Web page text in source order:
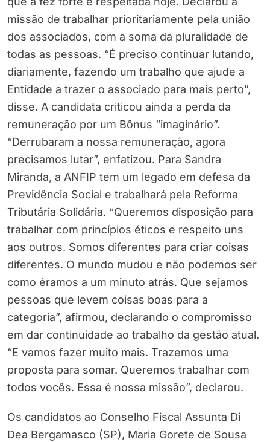
missão de trabalhar prioritariamente pela união
dos associados, com a soma da pluralidade de
todas as pessoas. “É preciso continuar lutando,
diariamente, fazendo um trabalho que ajude a
Entidade a trazer o associado para mais perto”,
disse. A candidata criticou ainda a perda da
remuneração por um Bônus “imaginário”.
“Derrubaram a nossa remuneração, agora
precisamos lutar”, enfatizou. Para Sandra
Miranda, a ANFIP tem um legado em defesa da
Previdência Social e trabalhará pela Reforma
Tributária Solidária. “Queremos disposição para
trabalhar com princípios éticos e respeito uns
aos outros. Somos diferentes para criar coisas
diferentes. O mundo mudou e não podemos ser
como éramos a um minuto atrás. Que sejamos
pessoas que levem coisas boas para a
categoria”, afirmou, declarando o compromisso
em dar continuidade ao trabalho da gestão atual.
“E vamos fazer muito mais. Trazemos uma
proposta para somar. Queremos trabalhar com
todos vocês. Essa é nossa missão”, declarou.
Os candidatos ao Conselho Fiscal Assunta Di
Dea Bergamasco (SP), Maria Gorete de Sousa